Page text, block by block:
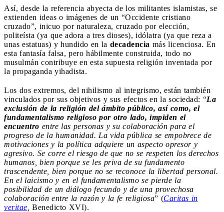
Así, desde la referencia abyecta de los militantes islamistas, se
extienden ideas o imágenes de un “Occidente cristiano
cruzado”, inicuo por naturaleza, cruzado por elección,
politeísta (ya que adora a tres dioses), idólatra (ya que reza a
unas estatuas) y hundido en la decadencia más licenciosa. En
esta fantasía falsa, pero hábilmente construida, todo no
musulmán contribuye en esta supuesta religión inventada por
la propaganda yihadista.
Los dos extremos, del nihilismo al integrismo, están también
vinculados por sus objetivos y sus efectos en la sociedad: “La
exclusión de la religión del ámbito público, así como, el
fundamentalismo religioso por otro lado, impiden el
encuentro entre las personas y su colaboración para el
progreso de la humanidad. La vida pública se empobrece de
motivaciones y la política adquiere un aspecto opresor y
agresivo. Se corre el riesgo de que no se respeten los derechos
humanos, bien porque se les priva de su fundamento
trascendente, bien porque no se reconoce la libertad personal.
En el laicismo y en el fundamentalismo se pierde la
posibilidad de un diálogo fecundo y de una provechosa
colaboración entre la razón y la fe religiosa” (Caritas in
veritae Benedicto XVI).